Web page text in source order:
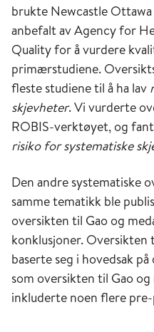
brukte Newcastle Ottawa
anbefalt av Agency for
Quality for å vurdere
primærstudiene.
fleste studiene til å ha lav
skjevheter. Vi vurderte
ROBIS-verktøyet, og
risiko for systematiske
Den andre systematiske
samme tematikk ble
oversikten til Gao og
konklusjoner.
baserte seg i hovedsak
som oversikten til Gao
inkluderte noen flere